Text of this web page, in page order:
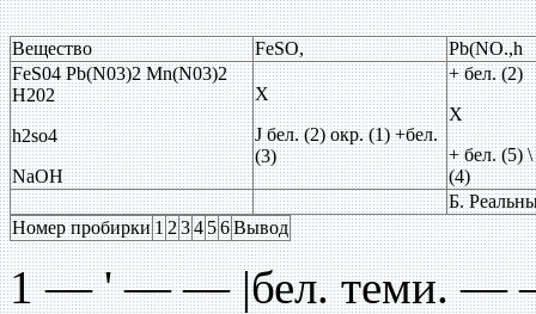
Вещество FeSO,
Pb(NO.,h
FeS04 Pb(N03)2 Mn(N03)2
Н202
h2so4
NaOH
X
J бел. (2) окр. (1) +бел.
(3)
+ бел. (2)
X
+ бел. (5) \
(4)
Б.
Номер пробирки 1 234 56Вывод
1 — ' — — |бел. теми. —